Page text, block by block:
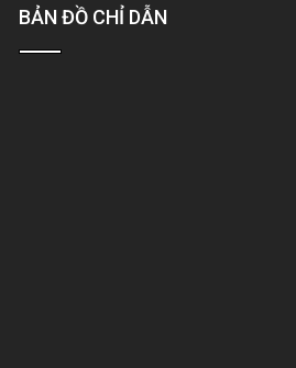
BẢN ĐỒ CHỈ DẪN